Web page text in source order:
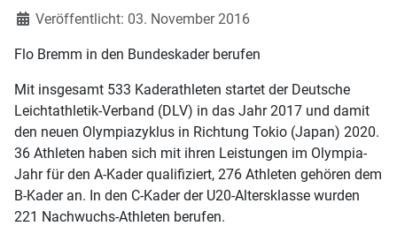
Veröffentlicht: 03. November 2016
Flo Bremm in den Bundeskader berufen
Mit insgesamt 533 Kaderathleten startet der Deutsche
Leichtathletik-Verband (DLV) in das Jahr 2017 und damit
den neuen Olympiazyklus in Richtung Tokio (Japan) 2020.
36 Athleten haben sich mit ihren Leistungen im Olympia-
Jahr für den A-Kader qualifiziert, 276 Athleten gehören dem
B-Kader an. In den C-Kader der U20-Altersklasse wurden
221 Nachwuchs-Athleten berufen.